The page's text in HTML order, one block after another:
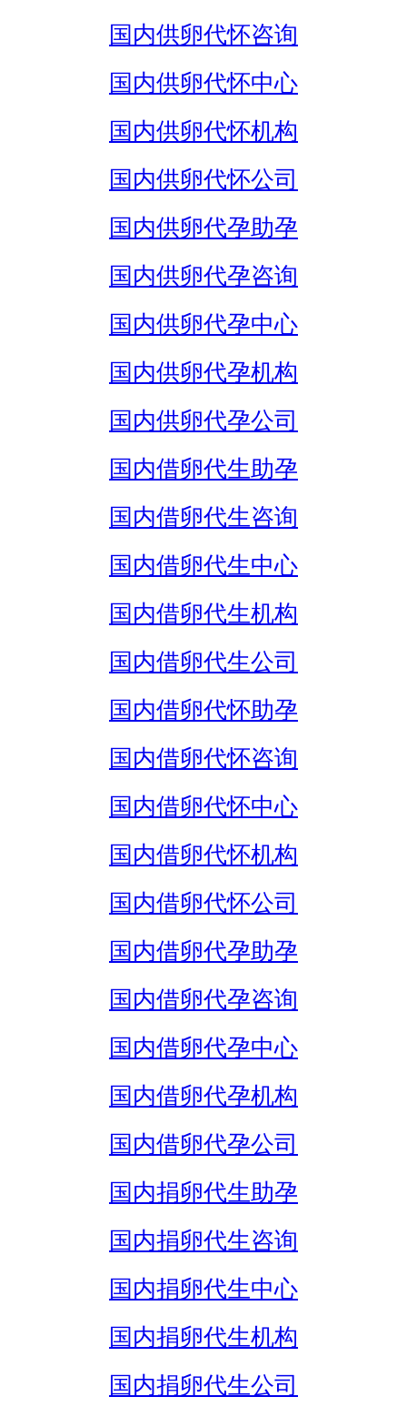
国内供卵代怀咨询
国内供卵代怀中心
国内供卵代怀机构
国内供卵代怀公司
国内供卵代孕助孕
国内供卵代孕咨询
国内供卵代孕中心
国内供卵代孕机构
国内供卵代孕公司
国内借卵代生助孕
国内借卵代生咨询
国内借卵代生中心
国内借卵代生机构
国内借卵代生公司
国内借卵代怀助孕
国内借卵代怀咨询
国内借卵代怀中心
国内借卵代怀机构
国内借卵代怀公司
国内借卵代孕助孕
国内借卵代孕咨询
国内借卵代孕中心
国内借卵代孕机构
国内借卵代孕公司
国内捐卵代生助孕
国内捐卵代生咨询
国内捐卵代生中心
国内捐卵代生机构
国内捐卵代生公司